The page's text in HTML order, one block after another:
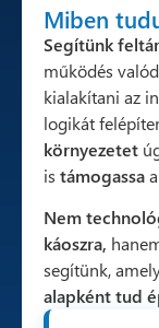
Miben
Segítünk
működés
kialakítani az
logikát
környezetet
is támogassa
Nem
káoszra,
segítünk,
alapként tud